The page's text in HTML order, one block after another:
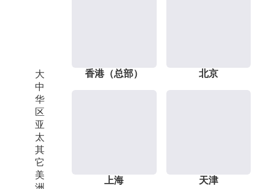
大
中
华
区
亚
太
其
它
美
香港（总部） 北京
上海 天津